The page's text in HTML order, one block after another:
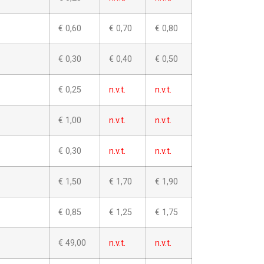
€ 0,60 € 0,70 € 0,80
€ 0,30 € 0,40 € 0,50
€ 0,25 n.v.t. n.v.t.
€ 1,00 n.v.t. n.v.t.
€ 0,30 n.v.t. n.v.t.
€ 1,50 € 1,70 € 1,90
€ 0,85 € 1,25 € 1,75
€ 49,00 n.v.t. n.v.t.